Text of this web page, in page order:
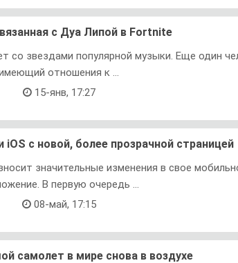
с Дуа Липой в Fortnite
со звездами популярной музыки. Еще один
отношения к ...
15-янв, 17:27
iOS с новой, более прозрачной страницей
значительные изменения в свое
В первую очередь ...
08-май, 17:15
самолет в мире снова в воздухе